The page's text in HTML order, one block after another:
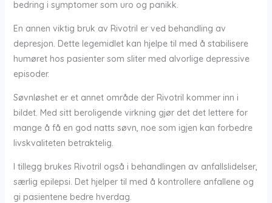
bedring i symptomer som uro og panikk.
En annen viktig bruk av Rivotril er ved behandling av
depresjon. Dette legemidlet kan hjelpe til med å stabilisere
humøret hos pasienter som sliter med alvorlige depressive
episoder.
Søvnløshet er et annet område der Rivotril kommer inn i
bildet. Med sitt beroligende virkning gjør det det lettere for
mange å få en god natts søvn, noe som igjen kan forbedre
livskvaliteten betraktelig.
I tillegg brukes Rivotril også i behandlingen av anfallslidelser,
særlig epilepsi. Det hjelper til med å kontrollere anfallene og
gi pasientene bedre hverdag.